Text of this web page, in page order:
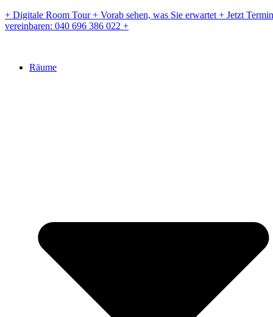
Zum
Inhalt
+ Digitale Room Tour + Vorab sehen, was Sie erwartet + Jetzt Termin
vereinbaren: 040 696 386 022 +
Räume